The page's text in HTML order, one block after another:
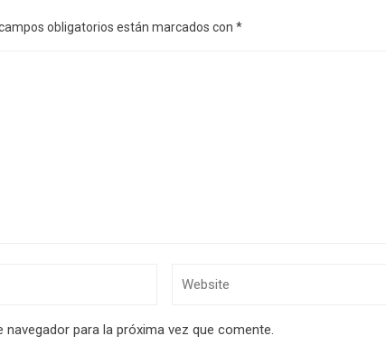
obligatorios están marcados con *
para la próxima vez que comente.